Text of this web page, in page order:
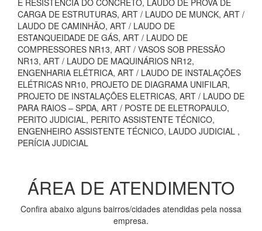
E RESISTÊNCIA DO CONCRETO, LAUDO DE PROVA DE
CARGA DE ESTRUTURAS, ART / LAUDO DE MUNCK, ART /
LAUDO DE CAMINHÃO, ART / LAUDO DE
ESTANQUEIDADE DE GÁS, ART / LAUDO DE
COMPRESSORES NR13, ART / VASOS SOB PRESSÃO
NR13, ART / LAUDO DE MAQUINÁRIOS NR12,
ENGENHARIA ELÉTRICA, ART / LAUDO DE INSTALAÇÕES
ELÉTRICAS NR10, PROJETO DE DIAGRAMA UNIFILAR,
PROJETO DE INSTALAÇÕES ELETRICAS, ART / LAUDO DE
PARA RAIOS – SPDA, ART / POSTE DE ELETROPAULO,
PERITO JUDICIAL, PERITO ASSISTENTE TÉCNICO,
ENGENHEIRO ASSISTENTE TÉCNICO, LAUDO JUDICIAL ,
PERÍCIA JUDICIAL
ÁREA DE ATENDIMENTO
Confira abaixo alguns bairros/cidades atendidas pela nossa
empresa.